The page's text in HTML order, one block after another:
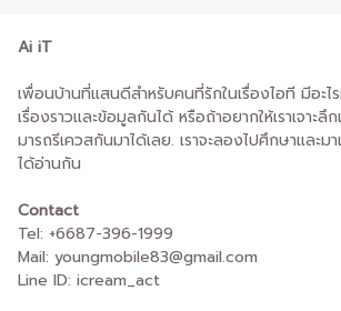
Ai iT
เพื่อนบ้านที่แสนดีสำหรับคนที่รักในเรื่องไอที มีอะไ
เรื่องราวและข้อมูลกันได้ หรือถ้าอยากให้เราเจาะลึ
มารถรีเควสกันมาได้เลย. เราจะลองไปศึกษาและม
ได้อ่านกัน
Contact
Tel: +6687-396-1999
Mail: youngmobile83@gmail.com
Line ID: icream_act